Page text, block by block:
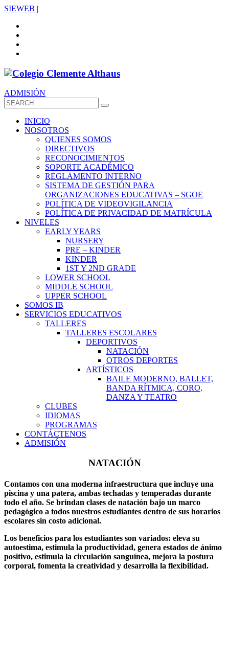
SIEWEB |
ADMISIÓN
INICIO
NOSOTROS
QUIENES SOMOS
DIRECTIVOS
RECONOCIMIENTOS
SOPORTE ACADÉMICO
REGLAMENTO INTERNO
SISTEMA DE GESTIÓN PARA
ORGANIZACIONES EDUCATIVAS – SGOE
POLÍTICA DE VIDEOVIGILANCIA
POLÍTICA DE PRIVACIDAD DE MATRÍCULA
NIVELES
EARLY YEARS
NURSERY
PRE – KINDER
KINDER
1ST Y 2ND GRADE
LOWER SCHOOL
MIDDLE SCHOOL
UPPER SCHOOL
SOMOS IB
SERVICIOS EDUCATIVOS
TALLERES
TALLERES ESCOLARES
DEPORTIVOS
NATACIÓN
OTROS DEPORTES
ARTÍSTICOS
BAILE MODERNO, BALLET,
BANDA RÍTMICA, CORO,
DANZA Y TEATRO
CLUBES
IDIOMAS
PROGRAMAS
CONTÁCTENOS
ADMISIÓN
NATACIÓN
Contamos con una moderna infraestructura que incluye una
piscina y una patera, ambas techadas y temperadas durante
todo el año. Se brindan clases de natación bajo un marco
pedagógico a todos nuestros estudiantes dentro de sus horarios
escolares sin costo adicional.
Los beneficios para los estudiantes son variados: eleva su
autoestima, estimula la productividad, genera estados de ánimo
positivo, estimula la circulación sanguínea, mejora la postura
corporal, fomenta la creatividad y desarrolla la flexibilidad.